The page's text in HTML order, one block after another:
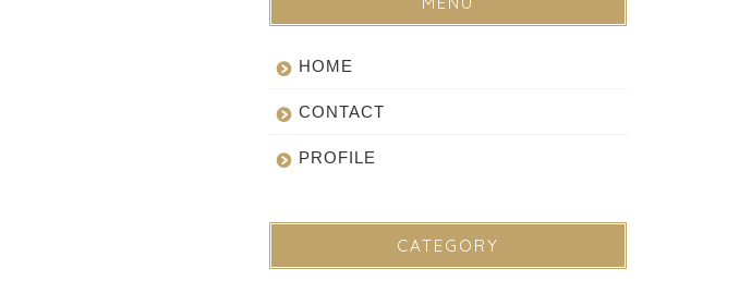
HOME
CONTACT
PROFILE
CATEGORY